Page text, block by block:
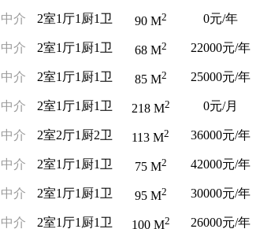
中介 2室1厅1厨1卫 90 M2 0元/年
中介 2室1厅1厨1卫 68 M2 22000元/年
中介 2室1厅1厨1卫 85 M2 25000元/年
中介 2室1厅1厨1卫 218 M2 0元/月
中介 2室2厅1厨2卫 113 M2 36000元/年
中介 2室1厅1厨1卫 75 M2 42000元/年
中介 2室1厅1厨1卫 95 M2 30000元/年
中介 2室1厅1厨1卫 100 M2 26000元/年